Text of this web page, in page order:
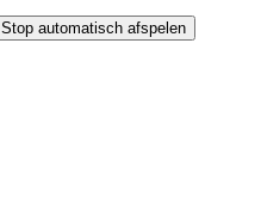
Stop automatisch afspelen